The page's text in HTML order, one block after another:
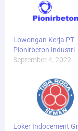
Lowongan Kerja PT
Pionirbeton Industri
September 4, 2022
Loker Indocement